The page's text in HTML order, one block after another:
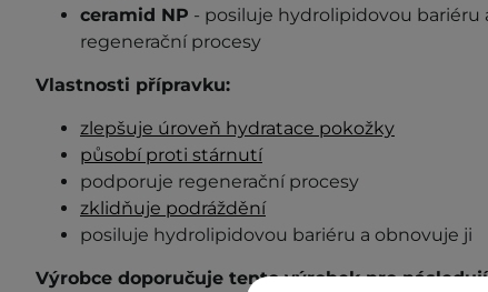
ceramid NP - posiluje hydrolipidovou bariéru
regenerační procesy
Vlastnosti přípravku:
zlepšuje úroveň hydratace pokožky
působí proti stárnutí
podporuje regenerační procesy
zklidňuje podráždění
posiluje hydrolipidovou bariéru a obnovuje ji
Výrobce doporučuje tento výrobek pro